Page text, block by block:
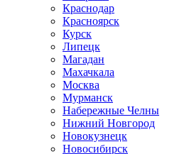
Краснодар
Красноярск
Курск
Липецк
Магадан
Махачкала
Москва
Мурманск
Набережные Челны
Нижний Новгород
Новокузнецк
Новосибирск